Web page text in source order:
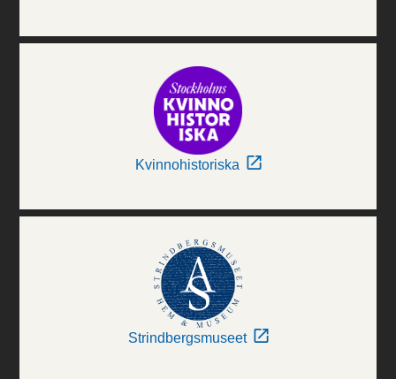
Kvinnohistoriska
Strindbergsmuseet